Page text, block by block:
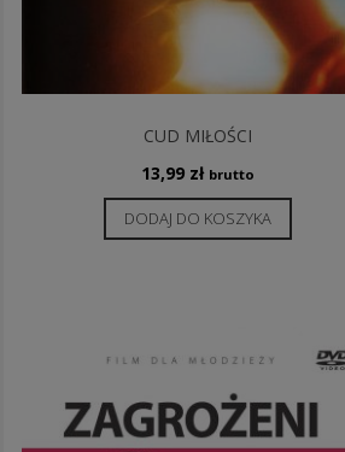
CUD MIŁOŚCI
13,99 zł brutto
DODAJ DO KOSZYKA